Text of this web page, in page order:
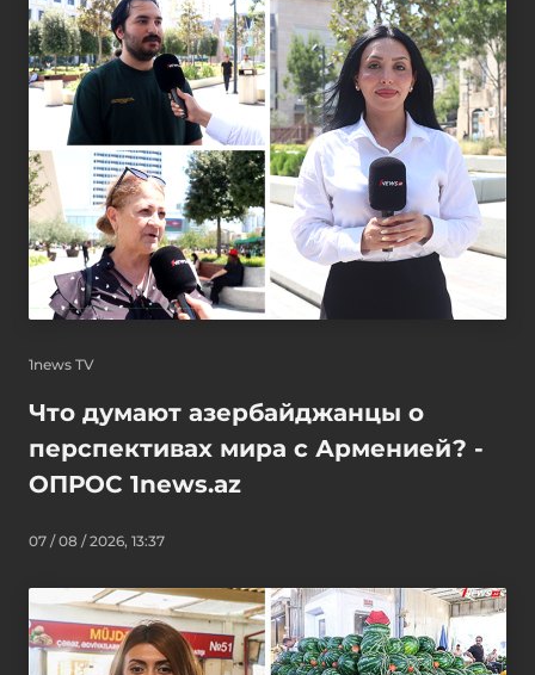
1news TV
Что думают азербайджанцы о
перспективах мира с Арменией? -
ОПРОС 1news.az
07 / 08 / 2026, 13:37